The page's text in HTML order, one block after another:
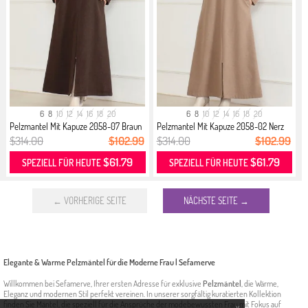
6 8 10 12 14 16 18 20
Pelzmantel Mit Kapuze 2058-07 Braun
$314.00 $102.99
SPEZIELL FÜR HEUTE$61.79
6 8 10 12 14 16 18 20
Pelzmantel Mit Kapuze 2058-02 Nerz
$314.00 $102.99
SPEZIELL FÜR HEUTE$61.79
← VORHERIGE SEITE NÄCHSTE SEITE →
Elegante & Warme Pelzmäntel für die Moderne Frau | Sefamerve
Willkommen bei Sefamerve, Ihrer ersten Adresse für exklusive Pelzmäntel , die Wärme,
Eleganz und modernen Stil perfekt vereinen. In unserer sorgfältig kuratierten Kollektion
finden Sie Mäntel, die speziell für die Ansprüche der modebewussten Frau mit Fokus auf